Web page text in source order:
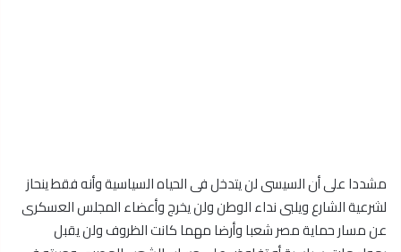
مشددا على أن السيسى لن يتدخل فى الحياه السياسية وأنه فقط ينحاز
لشرعية الشارع ويلبى نداء الوطن ولن يخرج وأعضاء المجلس العسكرى
عن مسار حماية مصر شعبا وأرضا مهما كانت الظروف ولن يقبل